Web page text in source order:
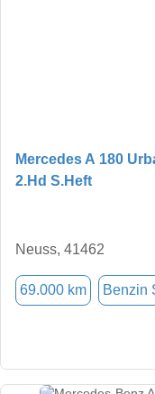
Mercedes A 180
2.Hd S.Heft
Neuss, 41462
69.000 km Benzin